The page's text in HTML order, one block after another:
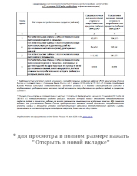
* для просмотра в полном размере нажать
"Открыть в новой вкладке"